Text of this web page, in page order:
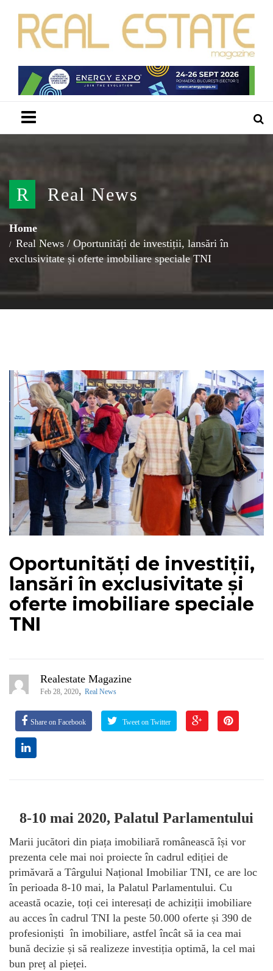
R Real News
Home
Real News / Oportunități de investiții, lansări în
exclusivitate și oferte imobiliare speciale TNI
Oportunități de investiții,
lansări în exclusivitate și
oferte imobiliare speciale
TNI
Realestate Magazine
Feb 28, 2020, Real News
Share on Facebook Tweet on Twitter
8-10 mai 2020, Palatul Parlamentului
Marii jucători din piața imobiliară românească își vor
prezenta cele mai noi proiecte în cadrul ediției de
primăvară a Târgului Național Imobiliar TNI, ce are loc
în perioada 8-10 mai, la Palatul Parlamentului. Cu
această ocazie, toți cei interesați de achiziții imobiliare
au acces în cadrul TNI la peste 50.000 oferte și 390 de
profesioniști în imobiliare, astfel încât să ia cea mai
bună decizie și să realizeze investiția optimă, la cel mai
bun preț al pieței.